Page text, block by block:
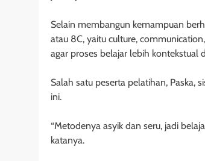
Selain membangun kemampuan
atau 8C, yaitu culture,
agar proses belajar lebih kontekstual
Salah satu peserta pelatihan, Paska,
ini.
“Metodenya asyik dan seru, jadi
katanya.